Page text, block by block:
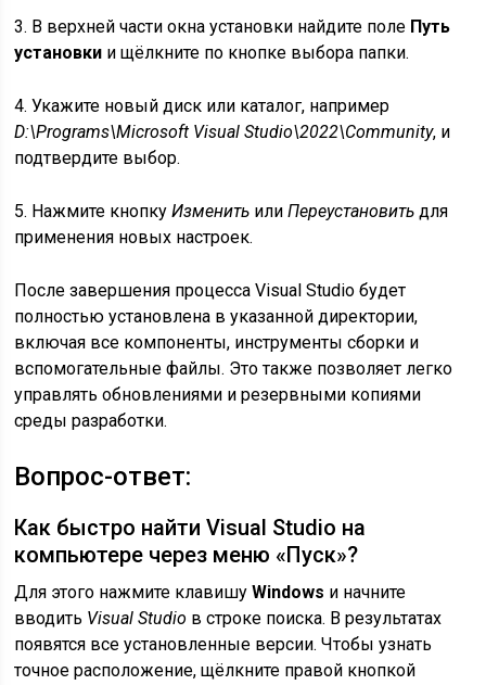
3. В верхней части окна установки найдите поле Путь
установки и щёлкните по кнопке выбора папки.
4. Укажите новый диск или каталог, например
D:\Programs\Microsoft Visual Studio\2022\Community, и
подтвердите выбор.
5. Нажмите кнопкуИзменить илиПереустановить для
применения новых настроек.
После завершения процесса Visual Studio будет
полностью установлена в указанной директории,
включая все компоненты, инструменты сборки и
вспомогательные файлы. Это также позволяет легко
управлять обновлениями и резервными копиями
среды разработки.
Вопрос-ответ:
Как быстро найти Visual Studio на
компьютере через меню «Пуск»?
Для этого нажмите клавишуWindows и начните
вводить Visual Studio в строке поиска. В результатах
появятся все установленные версии. Чтобы узнать
точное расположение, щёлкните правой кнопкой